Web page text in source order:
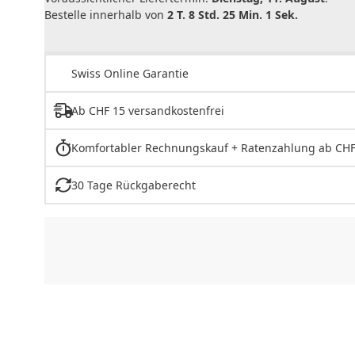
Bestelle innerhalb von 2 T. 8 Std. 25 Min. 1 Sek.
Swiss Online Garantie
Ab CHF 15 versandkostenfrei
Komfortabler Rechnungskauf + Ratenzahlung ab
30 Tage Rückgaberecht